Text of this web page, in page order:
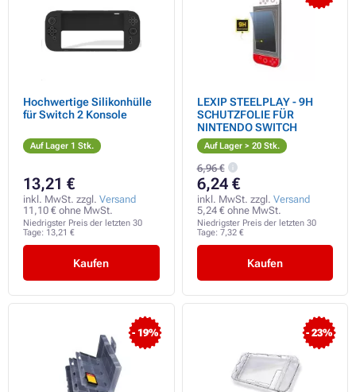
Hochwertige Silikonhülle
für Switch 2 Konsole
Auf Lager 1 Stk.
13,21 €
inkl. MwSt. zzgl. Versand
11,10 € ohne MwSt.
Niedrigster Preis der letzten 30
Tage: 13,21 €
Kaufen
LEXIP STEELPLAY - 9H
SCHUTZFOLIE FÜR
NINTENDO SWITCH
Auf Lager > 20 Stk.
6,96 €
6,24 €
inkl. MwSt. zzgl. Versand
5,24 € ohne MwSt.
Niedrigster Preis der letzten 30
Tage: 7,32 €
Kaufen
- 19% - 23%